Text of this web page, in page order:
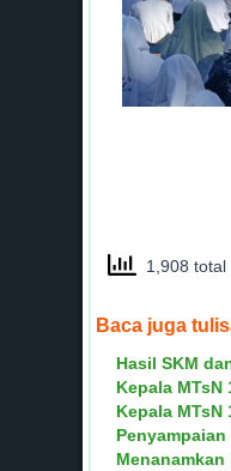
1,908
Baca juga
Hasil SKM
Kepala
Kepala
Penyampaian
Menanamkan